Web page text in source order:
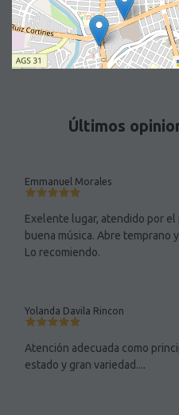
Últimos
Emmanuel Morales
Exelente lugar, atendido por
buena música. Abre temprano
Lo recomiendo.
Yolanda Davila Rincon
Atención adecuada como
estado y gran variedad....